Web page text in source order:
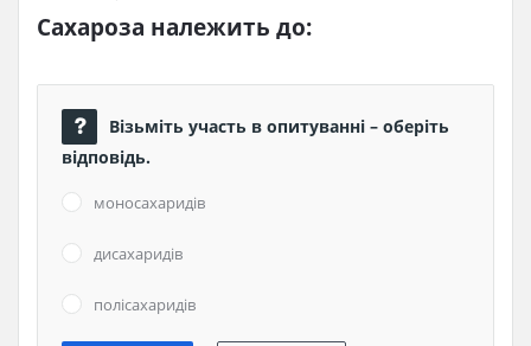
Сахароза належить до:
Візьміть участь в опитуванні – оберіть
відповідь.
моносахаридів
дисахаридів
полісахаридів